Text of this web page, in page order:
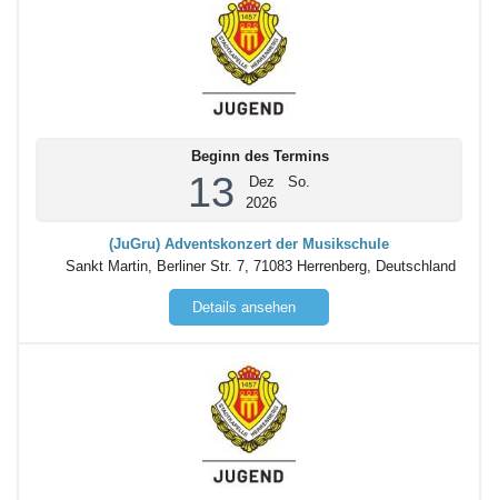
Beginn des Termins
13
Dez
2026
So.
(JuGru) Adventskonzert der Musikschule
Sankt Martin, Berliner Str. 7, 71083 Herrenberg, Deutschland
Details ansehen